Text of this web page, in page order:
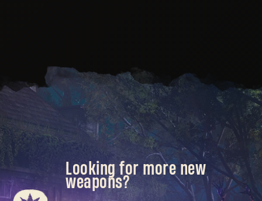
Looking for more new
weapons?